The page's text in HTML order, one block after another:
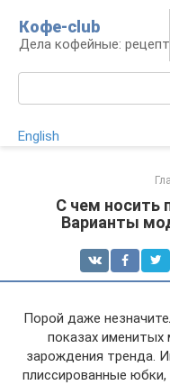
контенту
Кофе-club
Дела кофейные:
English
С чем носить
Варианты
Порой даже
показах
зарождения тренда.
плиссированные